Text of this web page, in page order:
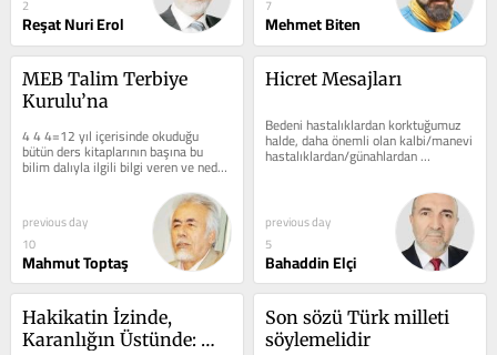
2
Reşat Nuri Erol
7
Mehmet Biten
MEB Talim Terbiye
Kurulu’na
4 4 4=12 yıl içerisinde okuduğu
bütün ders kitaplarının başına bu
bilim dalıyla ilgili bilgi veren ve neden
bunu okuduğumuzu öğreten,...
previous day
10
Mahmut Toptaş
Hicret Mesajları
Bedeni hastalıklardan korktuğumuz
halde, daha önemli olan kalbi/manevi
hastalıklardan/günahlardan
sakınamıyoruz. Sözümüzü,
previous day
5
Bahaddin Elçi
Hakikatin İzinde,
Karanlığın Üstünde:
Son sözü Türk milleti
söylemelidir